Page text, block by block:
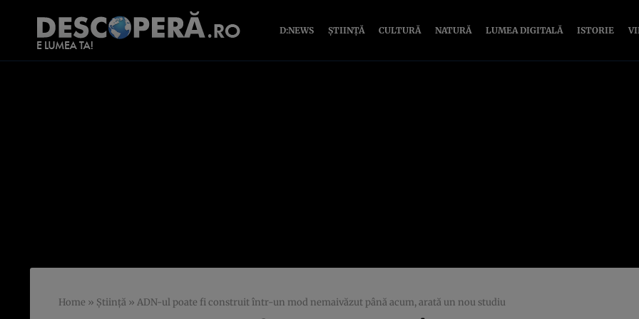
D:NEWS ȘTIINȚĂ CULTURĂ NATURĂ LUMEA DIGITALĂ ISTORIE
Home » Știință » ADN-ul poate fi construit într-un mod nemaivăzut până acum, arată un nou studiu